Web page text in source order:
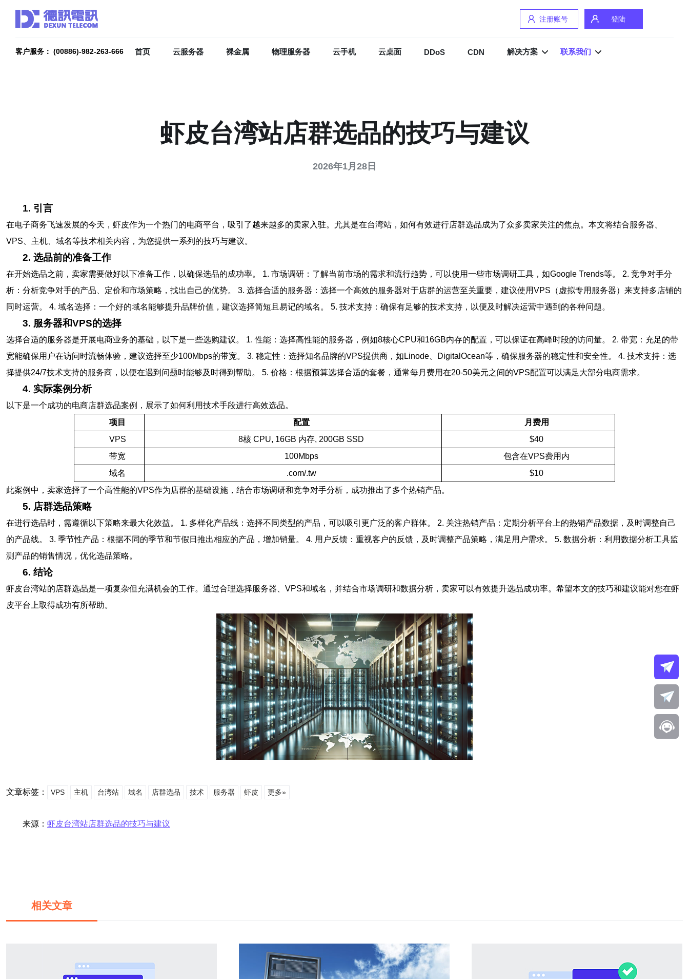
注册账号 登陆
客户服务： (00886)-982-263-666 首页 云服务器 裸金属 物理服务器 云手机 云桌面 DDoS CDN 解决方案 联系我们
虾皮台湾站店群选品的技巧与建议
2026年1月28日
1. 引言
在电子商务飞速发展的今天，虾皮作为一个热门的电商平台，吸引了越来越多的卖家入驻。尤其是在台湾站，如何有效进行店群选品成为了众多卖家关注的焦点。本文将结合服务器、
VPS、主机、域名等技术相关内容，为您提供一系列的技巧与建议。
2. 选品前的准备工作
在开始选品之前，卖家需要做好以下准备工作，以确保选品的成功率。 1. 市场调研：了解当前市场的需求和流行趋势，可以使用一些市场调研工具，如Google Trends等。 2. 竞争对手分
析：分析竞争对手的产品、定价和市场策略，找出自己的优势。 3. 选择合适的服务器：选择一个高效的服务器对于店群的运营至关重要，建议使用VPS（虚拟专用服务器）来支持多店铺的
同时运营。 4. 域名选择：一个好的域名能够提升品牌价值，建议选择简短且易记的域名。 5. 技术支持：确保有足够的技术支持，以便及时解决运营中遇到的各种问题。
3. 服务器和VPS的选择
选择合适的服务器是开展电商业务的基础，以下是一些选购建议。 1. 性能：选择高性能的服务器，例如8核心CPU和16GB内存的配置，可以保证在高峰时段的访问量。 2. 带宽：充足的带
宽能确保用户在访问时流畅体验，建议选择至少100Mbps的带宽。 3. 稳定性：选择知名品牌的VPS提供商，如Linode、DigitalOcean等，确保服务器的稳定性和安全性。 4. 技术支持：选
择提供24/7技术支持的服务商，以便在遇到问题时能够及时得到帮助。 5. 价格：根据预算选择合适的套餐，通常每月费用在20-50美元之间的VPS配置可以满足大部分电商需求。
4. 实际案例分析
以下是一个成功的电商店群选品案例，展示了如何利用技术手段进行高效选品。
项目
配置
月费用
VPS
8核 CPU, 16GB 内存, 200GB SSD
$40
带宽
100Mbps
包含在VPS费用内
域名
.com/.tw
$10
此案例中，卖家选择了一个高性能的VPS作为店群的基础设施，结合市场调研和竞争对手分析，成功推出了多个热销产品。
5. 店群选品策略
在进行选品时，需遵循以下策略来最大化效益。 1. 多样化产品线：选择不同类型的产品，可以吸引更广泛的客户群体。 2. 关注热销产品：定期分析平台上的热销产品数据，及时调整自己
的产品线。 3. 季节性产品：根据不同的季节和节假日推出相应的产品，增加销量。 4. 用户反馈：重视客户的反馈，及时调整产品策略，满足用户需求。 5. 数据分析：利用数据分析工具监
测产品的销售情况，优化选品策略。
6. 结论
虾皮台湾站的店群选品是一项复杂但充满机会的工作。通过合理选择服务器、VPS和域名，并结合市场调研和数据分析，卖家可以有效提升选品成功率。希望本文的技巧和建议能对您在虾
皮平台上取得成功有所帮助。
文章标签： VPS 主机 台湾站 域名 店群选品 技术 服务器 虾皮 更多»
来源： 虾皮台湾站店群选品的技巧与建议
相关文章